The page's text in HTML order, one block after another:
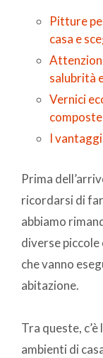
Pitture
casa e
salubrità
Vernici
composte
I
Prima
ricordarsi di
abbiamo
diverse piccole
che vanno
abitazione.
Tra queste,
ambienti di